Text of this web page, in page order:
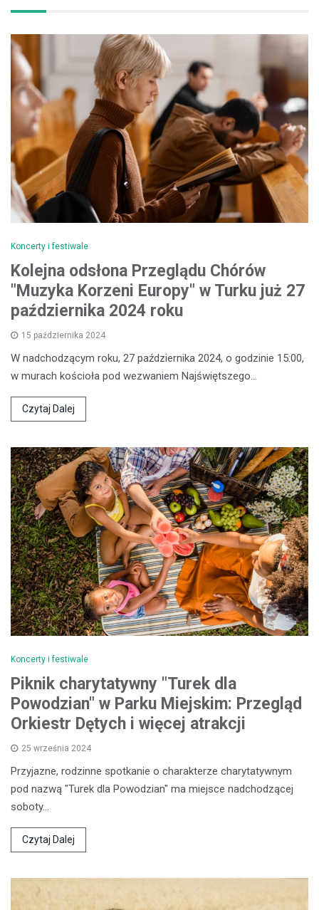
Koncerty i festiwale
Kolejna odsłona Przeglądu Chórów
"Muzyka Korzeni Europy" w Turku już 27
października 2024 roku
15 października 2024
W nadchodzącym roku, 27 października 2024, o godzinie 15:00,
w murach kościoła pod wezwaniem Najświętszego…
Czytaj Dalej
Koncerty i festiwale
Piknik charytatywny "Turek dla
Powodzian" w Parku Miejskim: Przegląd
Orkiestr Dętych i więcej atrakcji
25 września 2024
Przyjazne, rodzinne spotkanie o charakterze charytatywnym
pod nazwą "Turek dla Powodzian" ma miejsce nadchodzącej
soboty…
Czytaj Dalej